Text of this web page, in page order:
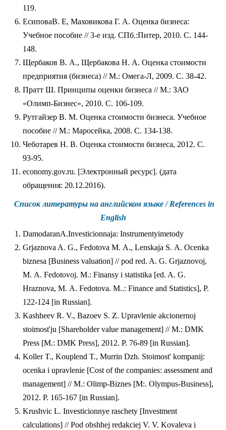
119.
ЕсиповаВ. Е, Маховикова Г. А. Оценка бизнеса:
Учебное пособие // 3-е изд. СПб.:Питер, 2010. С. 144-
148.
Щербаков В. А., Щербакова Н. А. Оценка стоимости
предприятия (бизнеса) // М.: Омега-Л, 2009. С. 38-42.
Пратт Ш. Принципы оценки бизнеса // М.: ЗАО
«Олимп-Бизнес», 2010. С. 106-109.
Рутгайзер В. М. Оценка стоимости бизнеса. Учебное
пособие // М.: Маросейка, 2008. С. 134-138.
Чеботарев Н. В. Оценка стоимости бизнеса, 2012. С.
93-95.
economy.gov.ru. [Электронный ресурс]. (дата
обращения: 20.12.2016).
Список литературы на английском языке / References in
English
DamodaranA.Investicionnaja: Instrumentyimetody
Grjaznova A. G., Fedotova M. A., Lenskaja S. A. Ocenka
biznesa [Business valuation] // pod red. A. G. Grjaznovoj,
M. A. Fedotovoj. M.: Finansy i statistika [ed. A. G.
Hraznova, M. A. Fedotova. M..: Finance and Statistics], P.
122-124 [in Russian].
Kashheev R. V., Bazoev S. Z. Upravlenie akcionernoj
stoimost'ju [Shareholder value management] // M.: DMK
Press [M.: DMK Press], 2012. P. 76-89 [in Russian].
Koller T., Kouplend T., Murrin Dzh. Stoimost' kompanij:
ocenka i upravlenie [Cost of the companies: assessment and
management] // M.: Olimp-Biznes [M:. Olympus-Business],
2012. P. 165-167 [in Russian].
Krushvic L. Investicionnye raschety [Investment
calculations] // Pod obshhej redakciej V. V. Kovaleva i